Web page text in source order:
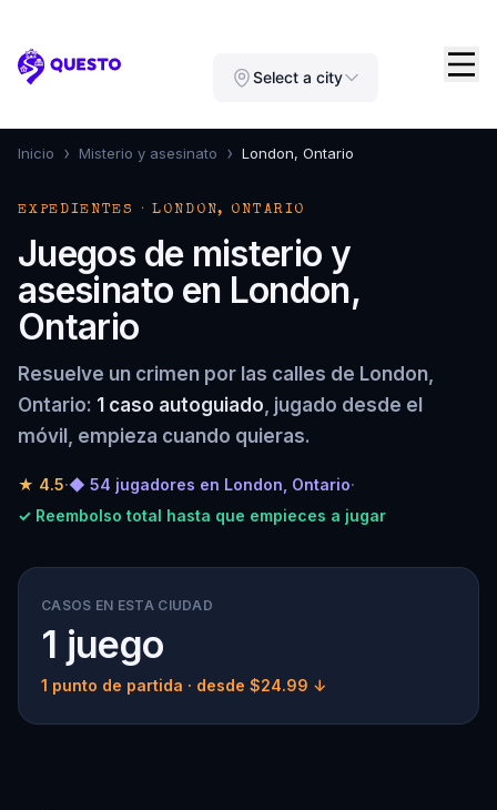
Questo Select a city
Inicio › Misterio y asesinato › London, Ontario
EXPEDIENTES · LONDON, ONTARIO
Juegos de misterio y
asesinato en London,
Ontario
Resuelve un crimen por las calles de London,
Ontario: 1 caso autoguiado, jugado desde el
móvil, empieza cuando quieras.
★ 4.5·◆ 54 jugadores en London, Ontario·
✓ Reembolso total hasta que empieces a jugar
CASOS EN ESTA CIUDAD
1 juego
1 punto de partida · desde $24.99 ↓